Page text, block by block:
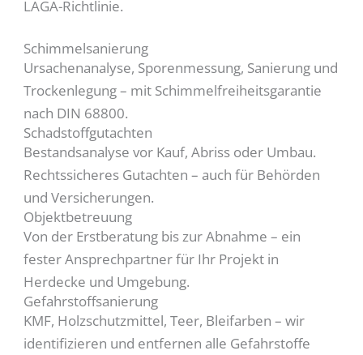
LAGA-Richtlinie.
Schimmelsanierung
Ursachenanalyse, Sporenmessung, Sanierung und
Trockenlegung – mit Schimmelfreiheitsgarantie
nach DIN 68800.
Schadstoffgutachten
Bestandsanalyse vor Kauf, Abriss oder Umbau.
Rechtssicheres Gutachten – auch für Behörden
und Versicherungen.
Objektbetreuung
Von der Erstberatung bis zur Abnahme – ein
fester Ansprechpartner für Ihr Projekt in
Herdecke und Umgebung.
Gefahrstoffsanierung
KMF, Holzschutzmittel, Teer, Bleifarben – wir
identifizieren und entfernen alle Gefahrstoffe